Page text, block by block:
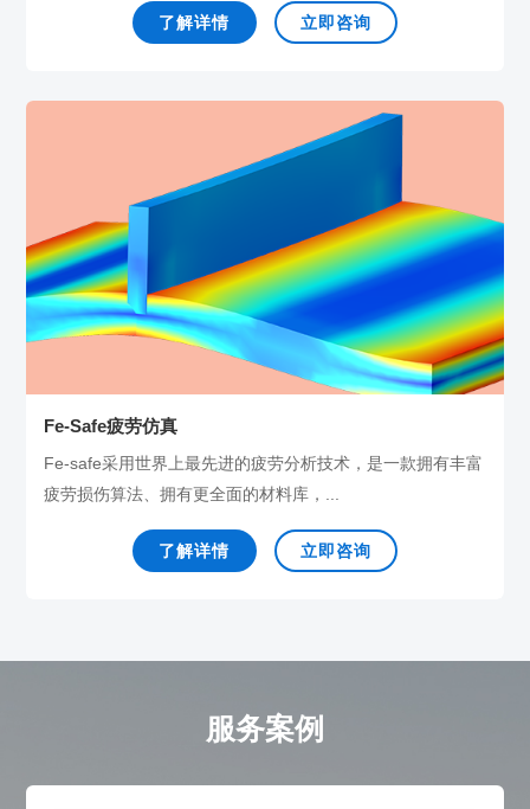
了解详情 立即咨询
Fe-Safe疲劳仿真
Fe-safe采用世界上最先进的疲劳分析技术，是一款拥有丰富
疲劳损伤算法、拥有更全面的材料库，...
了解详情 立即咨询
服务案例